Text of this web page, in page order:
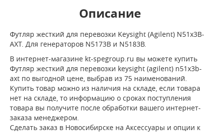
Описание
Футляр жесткий для перевозки Keysight (Agilent) N51х3B-
AXT. Для генераторов N5173B и N5183B.
В интернет-магазине kt-spegroup.ru вы можете купить
Футляр жесткий для перевозки keysight (agilent) n51х3b-
axt по выгодной цене, выбрав из 75 наименований.
Купить товар можно из наличия на складе, если товара
нет на складе, то информацию о сроках поступления
товара вы получите после обработки вашего интернет-
заказа менеджером.
Сделать заказ в Новосибирске на Аксессуары и опции к